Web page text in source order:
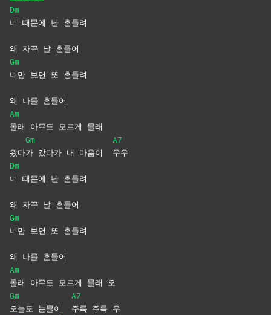
Dm
너 때문에 난 흔들려
왜 자꾸 날 흔들어
Gm
너만 보면 또 흔들려
왜 나를 흔들어
Am
몰래 아무도 모르게 몰래
왔다
Gm
가 갔다가 내 마음이
A7
우우
Dm
너 때문에 난 흔들려
왜 자꾸 날 흔들어
Gm
너만 보면 또 흔들려
왜 나를 흔들어
Am
몰래 아무도 모르게 몰래 오
Gm
오늘도 눈물이
A7
주륵 주륵 우